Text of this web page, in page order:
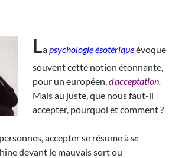
Lapsychologie ésotériqueévoque
souvent cette notion étonnante,
pour un européen, d’acceptation.
Mais au juste, que nous faut-il
accepter, pourquoi et comment ?
accepter se résume à se
devant le mauvais sort ou